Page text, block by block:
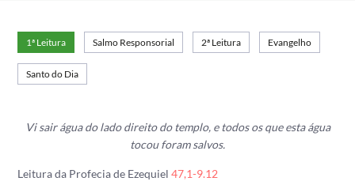
1ª Leitura Salmo Responsorial 2ª Leitura Evangelho
Santo do Dia
Vi sair água do lado direito do templo, e todos os que esta água
tocou foram salvos.
Leitura da Profecia de Ezequiel47,1-9.12